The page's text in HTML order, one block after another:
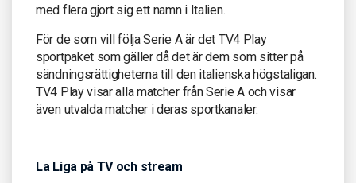
med flera gjort sig ett namn i Italien.
För de som vill följa Serie A är det TV4 Play
sportpaket som gäller då det är dem som sitter på
sändningsrättigheterna till den italienska högstaligan.
TV4 Play visar alla matcher från Serie A och visar
även utvalda matcher i deras sportkanaler.
La Liga på TV och stream